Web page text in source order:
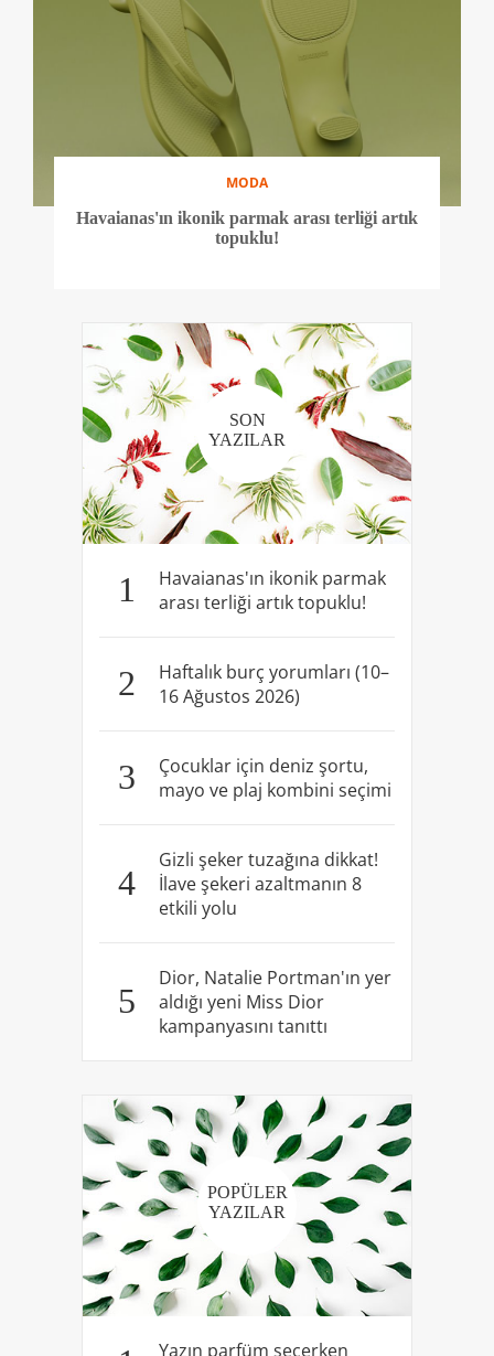
MODA
Havaianas'ın ikonik parmak arası terliği artık
topuklu!
SON
YAZILAR
1
Havaianas'ın ikonik parmak
arası terliği artık topuklu!
2
Haftalık burç yorumları (10–
16 Ağustos 2026)
3
Çocuklar için deniz şortu,
mayo ve plaj kombini seçimi
4
Gizli şeker tuzağına dikkat!
İlave şekeri azaltmanın 8
etkili yolu
5
Dior, Natalie Portman'ın yer
aldığı yeni Miss Dior
kampanyasını tanıttı
POPÜLER
YAZILAR
Yazın parfüm seçerken